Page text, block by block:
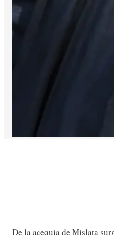
De la acequia de Mislata